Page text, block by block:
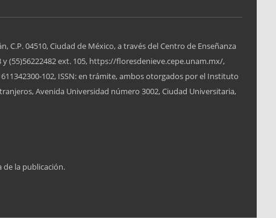
04510, Ciudad de México, a través del Centro de Enseñanza
y (55)56222482 ext. 105, https://floresdenieve.cepe.unam.mx/,
102, ISSN: en trámite, ambos otorgados por el Instituto
Avenida Universidad número 3002, Ciudad Universitaria,
de la publicación.